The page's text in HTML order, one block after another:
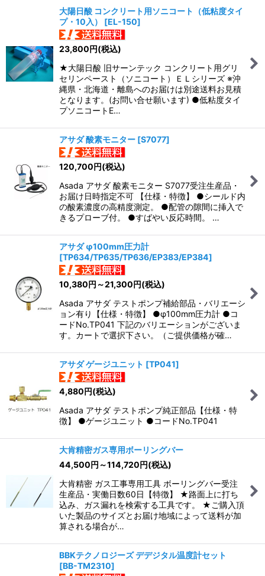
大陽日酸 コンクリート用ソニコート（低粘度タイ
プ・10入）
[EL-150]
23,800円(税込)
★大陽日酸 旧サーンテック コンクリート用グリ
セリンペースト（ソニコート）ＥＬシリーズ ※沖
縄県・北海道・離島へのお届けは別途送料お見積
となります。(お問い合せ願います) ●低粘度タイ
プソニコートE…
アサダ 酸素モニター [S7077]
120,700円(税込)
Asada アサダ 酸素モニター S7077受注生産品・
お届け日時指定不可 【仕様・特徴】 ●シールド内
の酸素濃度の高精度測定。 ●配管の隙間に挿入で
きるプローブ付。 ●すばやい反応時間。 …
アサダ φ100mm圧力計
[TP634/TP635/TP636/EP383/EP384]
10,380円 ～21,300円(税込)
Asada アサダ テストポンプ補給部品・バリエーシ
ョン有り【仕様・特徴】 ●φ100mm圧力計 ●コ
ードNo.TP041 下記のバリエーションがございま
す。カートで選択下さい。（ご提供価格が確…
アサダ ゲージユニット [TP041]
4,880円(税込)
Asada アサダ テストポンプ純正部品【仕様・特
徴】 ●ゲージユニット ●コードNo.TP041
大肯精密ガス専用ボーリングバー
44,500円 ～114,720円(税込)
大肯精密 ガス工事専用工具 ボーリングバー受注
生産品・実働日数60日【特徴】 ★路面上に打ち
込み、ガス漏れを検索する工具です。 ★ご購入頂
いた製品のサイズとお届け地域によって送料が加
算される場合が…
BBKテクノロジーズ デデジタル温度計セット
[BB-TM2310]